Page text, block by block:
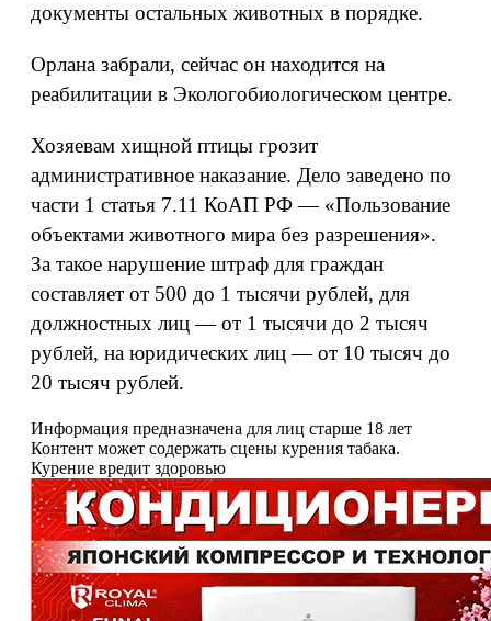
документы остальных животных в порядке.
Орлана забрали, сейчас он находится на
реабилитации в Экологобиологическом центре.
Хозяевам хищной птицы грозит
административное наказание. Дело заведено по
части 1 статья 7.11 КоАП РФ — «Пользование
объектами животного мира без разрешения».
За такое нарушение штраф для граждан
составляет от 500 до 1 тысячи рублей, для
должностных лиц — от 1 тысячи до 2 тысяч
рублей, на юридических лиц — от 10 тысяч до
20 тысяч рублей.
Информация предназначена для лиц старше 18 лет
Контент может содержать сцены курения табака.
Курение вредит здоровью